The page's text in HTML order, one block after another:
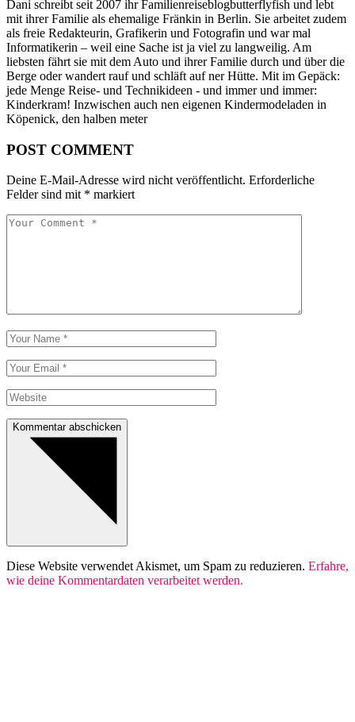
Dani schreibt seit 2007 ihr Familienreiseblogbutterflyfish und lebt
mit ihrer Familie als ehemalige Fränkin in Berlin. Sie arbeitet zudem
als freie Redakteurin, Grafikerin und Fotografin und war mal
Informatikerin – weil eine Sache ist ja viel zu langweilig. Am
liebsten fährt sie mit dem Auto und ihrer Familie durch und über die
Berge oder wandert rauf und schläft auf ner Hütte. Mit im Gepäck:
jede Menge Reise- und Technikideen - und immer und immer:
Kinderkram! Inzwischen auch nen eigenen Kindermodeladen in
Köpenick, den halben meter
POST COMMENT
Deine E-Mail-Adresse wird nicht veröffentlicht. Erforderliche
Felder sind mit * markiert
Kommentar abschicken
Diese Website verwendet Akismet, um Spam zu reduzieren. Erfahre,
wie deine Kommentardaten verarbeitet werden.